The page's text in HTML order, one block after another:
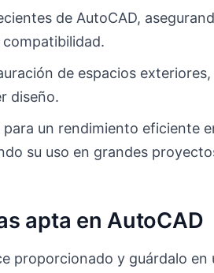
de AutoCAD,
compatibilidad.
de espacios exteriores,
diseño.
para un rendimiento eficiente
su uso en grandes
apta en AutoCAD
proporcionado y guárdalo en